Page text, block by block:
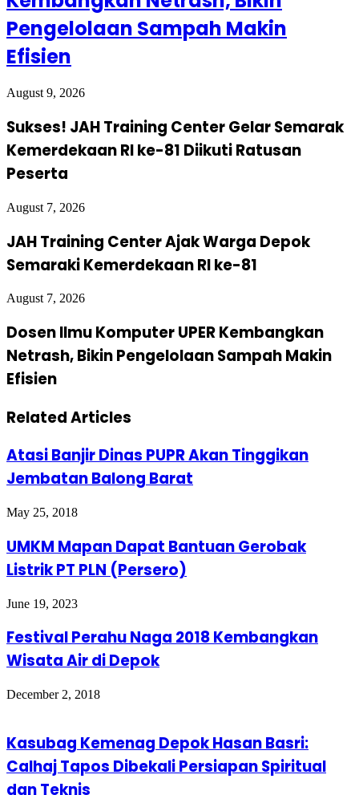
Pengelolaan Sampah Makin
Efisien
August 9, 2026
Sukses! JAH Training Center Gelar Semarak
Kemerdekaan RI ke-81 Diikuti Ratusan
Peserta
August 7, 2026
JAH Training Center Ajak Warga Depok
Semaraki Kemerdekaan RI ke-81
August 7, 2026
Dosen Ilmu Komputer UPER Kembangkan
Netrash, Bikin Pengelolaan Sampah Makin
Efisien
Related Articles
Atasi Banjir Dinas PUPR Akan Tinggikan
Jembatan Balong Barat
May 25, 2018
UMKM Mapan Dapat Bantuan Gerobak
Listrik PT PLN (Persero)
June 19, 2023
Festival Perahu Naga 2018 Kembangkan
Wisata Air di Depok
December 2, 2018
Kasubag Kemenag Depok Hasan Basri:
Calhaj Tapos Dibekali Persiapan Spiritual
dan Teknis